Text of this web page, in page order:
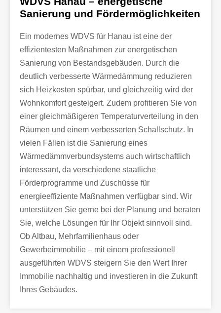
Sanierung und Fördermöglichkeiten
Ein modernes WDVS für Hanau ist eine der
effizientesten Maßnahmen zur energetischen
Sanierung von Bestandsgebäuden. Durch die
deutlich verbesserte Wärmedämmung reduzieren
sich Heizkosten spürbar, und gleichzeitig wird der
Wohnkomfort gesteigert. Zudem profitieren Sie von
einer gleichmäßigeren Temperaturverteilung in den
Räumen und einem verbesserten Schallschutz. In
vielen Fällen ist die Sanierung eines
Wärmedämmverbundsystems auch wirtschaftlich
interessant, da verschiedene staatliche
Förderprogramme und Zuschüsse für
energieeffiziente Maßnahmen verfügbar sind. Wir
unterstützen Sie gerne bei der Planung und beraten
Sie, welche Lösungen für Ihr Objekt sinnvoll sind.
Ob Altbau, Mehrfamilienhaus oder
Gewerbeimmobilie – mit einem professionell
ausgeführten WDVS steigern Sie den Wert Ihrer
Immobilie nachhaltig und investieren in die Zukunft
Ihres Gebäudes.